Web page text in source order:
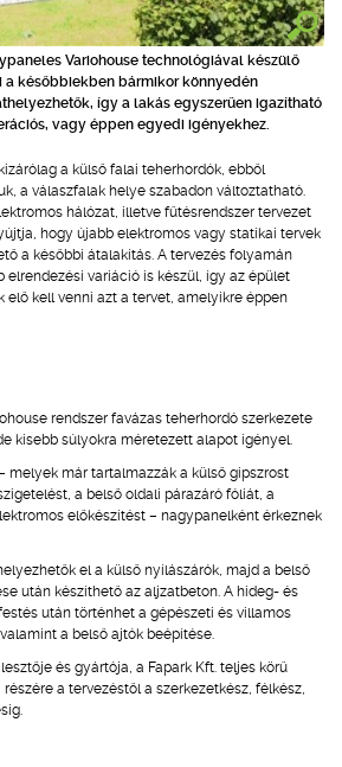
Variohouse technológiával készülő
későbbiekben bármikor könnyedén
így a lakás egyszerűen igazítható
vagy éppen egyedi igényekhez.
a külső falai teherhordók, ebből
a válaszfalak helye szabadon változtatható.
hálózat, illetve fűtésrendszer tervezet
hogy újabb elektromos vagy statikai tervek
a későbbi átalakítás. A tervezés folyamán
elrendezési variáció is készül, így az épület
elő kell venni azt a tervet, amelyikre éppen
rendszer favázas teherhordó szerkezete
kisebb súlyokra méretezett alapot igényel.
melyek már tartalmazzák a külső gipszrost
a belső oldali párazáró fóliát, a
előkészítést – nagypanelként érkeznek
el a külső nyílászárók, majd a belső
után készíthető az aljzatbeton. A hideg- és
után történhet a gépészeti és villamos
a belső ajtók beépítése.
és gyártója, a Fapark Kft. teljes körű
a tervezéstől a szerkezetkész, félkész,